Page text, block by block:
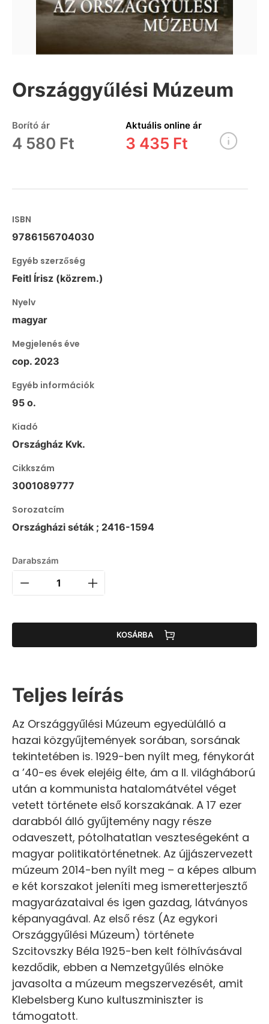
Országgyűlési Múzeum
Borító ár
4 580 Ft
Aktuális online ár
3 435 Ft
ISBN
9786156704030
Egyéb szerzőség
Feitl Írisz (közrem.)
Nyelv
magyar
Megjelenés éve
cop. 2023
Egyéb információk
95 o.
Kiadó
Országház Kvk.
Cikkszám
3001089777
Sorozatcím
Országházi séták ; 2416-1594
Darabszám
KOSÁRBA
Teljes leírás
Az Országgyűlési Múzeum egyedülálló a
hazai közgyűjtemények sorában, sorsának
tekintetében is. 1929-ben nyílt meg, fénykorát
a ’40-es évek elejéig élte, ám a II. világháború
után a kommunista hatalomátvétel véget
vetett története első korszakának. A 17 ezer
darabból álló gyűjtemény nagy része
odaveszett, pótolhatatlan veszteségeként a
magyar politikatörténetnek. Az újjászervezett
múzeum 2014-ben nyílt meg – a képes album
e két korszakot jeleníti meg ismeretterjesztő
magyarázataival és igen gazdag, látványos
képanyagával. Az első rész (Az egykori
Országgyűlési Múzeum) története
Szcitovszky Béla 1925-ben kelt fölhívásával
kezdődik, ebben a Nemzetgyűlés elnöke
javasolta a múzeum megszervezését, amit
Klebelsberg Kuno kultuszminiszter is
támogatott.